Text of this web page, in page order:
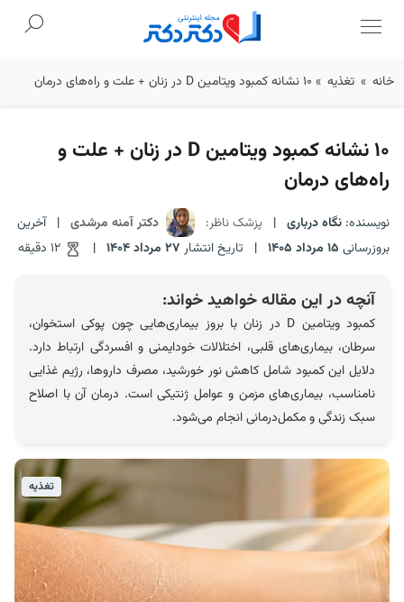
Skip
خانه » تغذیه » 10 نشانه کمبود ویتامین D در زنان + علت و راه‌های درمان
10 نشانه کمبود ویتامین D در زنان + علت و
راه‌های درمان
نویسنده: نگاه درباری | پزشک ناظر: دکتر آمنه مرشدی | آخرین
بروزرسانی 15 مرداد 1405 | تاریخ انتشار 27 مرداد 1404 |
آنچه در این مقاله خواهید خواند:
کمبود ویتامین D در زنان با بروز بیماری‌هایی چون پوکی استخوان،
سرطان، بیماری‌های قلبی، اختلالات خودایمنی و افسردگی ارتباط دارد.
دلایل این کمبود شامل کاهش نور خورشید، مصرف داروها، رژیم غذایی
نامناسب، بیماری‌های مزمن و عوامل ژنتیکی است. درمان آن با اصلاح
سبک زندگی و مکمل‌درمانی انجام می‌شود.
تغذیه